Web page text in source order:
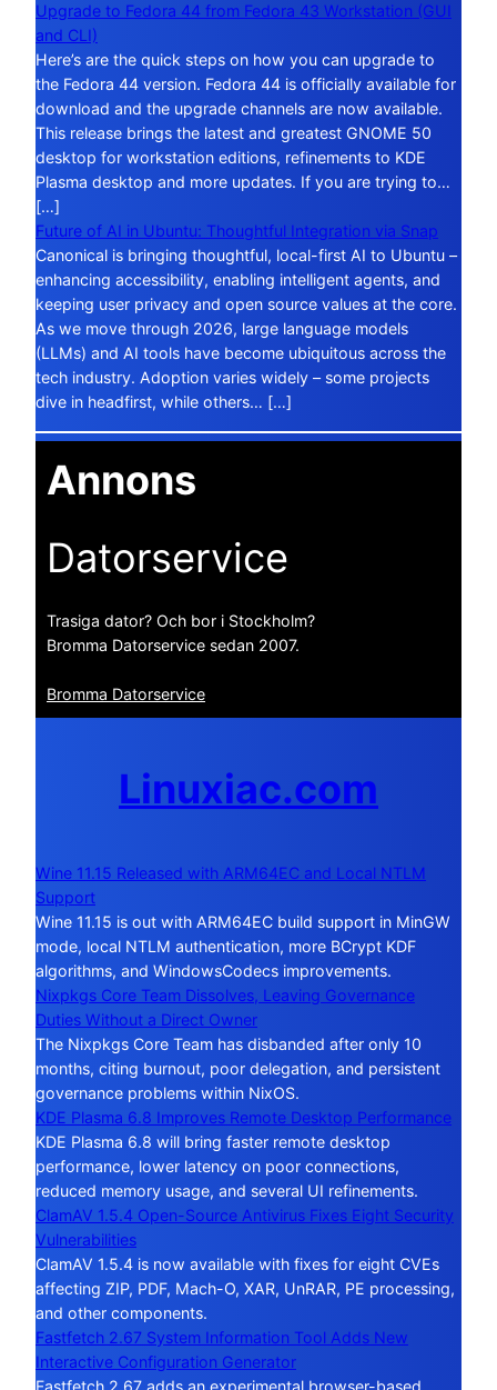
Upgrade to Fedora 44 from Fedora 43 Workstation (GUI
and CLI)
Here’s are the quick steps on how you can upgrade to
the Fedora 44 version. Fedora 44 is officially available for
download and the upgrade channels are now available.
This release brings the latest and greatest GNOME 50
desktop for workstation editions, refinements to KDE
Plasma desktop and more updates. If you are trying to…
[…]
Future of AI in Ubuntu: Thoughtful Integration via Snap
Canonical is bringing thoughtful, local-first AI to Ubuntu –
enhancing accessibility, enabling intelligent agents, and
keeping user privacy and open source values at the core.
As we move through 2026, large language models
(LLMs) and AI tools have become ubiquitous across the
tech industry. Adoption varies widely – some projects
dive in headfirst, while others… […]
Annons
Datorservice
Trasiga dator? Och bor i Stockholm?
Bromma Datorservice sedan 2007.
Bromma Datorservice
Linuxiac.com
Wine 11.15 Released with ARM64EC and Local NTLM
Support
Wine 11.15 is out with ARM64EC build support in MinGW
mode, local NTLM authentication, more BCrypt KDF
algorithms, and WindowsCodecs improvements.
Nixpkgs Core Team Dissolves, Leaving Governance
Duties Without a Direct Owner
The Nixpkgs Core Team has disbanded after only 10
months, citing burnout, poor delegation, and persistent
governance problems within NixOS.
KDE Plasma 6.8 Improves Remote Desktop Performance
KDE Plasma 6.8 will bring faster remote desktop
performance, lower latency on poor connections,
reduced memory usage, and several UI refinements.
ClamAV 1.5.4 Open-Source Antivirus Fixes Eight Security
Vulnerabilities
ClamAV 1.5.4 is now available with fixes for eight CVEs
affecting ZIP, PDF, Mach-O, XAR, UnRAR, PE processing,
and other components.
Fastfetch 2.67 System Information Tool Adds New
Interactive Configuration Generator